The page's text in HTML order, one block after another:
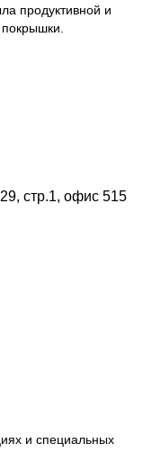
продуктивной и
стр.1, офис 515
и специальных